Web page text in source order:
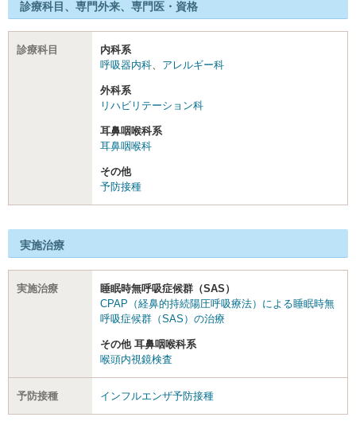
診療科目、専門外来、専門医・資格
診療科目
内科系
呼吸器内科、 アレルギー科
外科系
リハビリテーション科
耳鼻咽喉科系
耳鼻咽喉科
その他
予防接種
実施治療
実施治療
睡眠時無呼吸症候群（SAS）
CPAP（経鼻的持続陽圧呼吸療法）による睡眠時無
呼吸症候群（SAS）の治療
その他 耳鼻咽喉科系
喉頭内視鏡検査
予防接種 インフルエンザ予防接種